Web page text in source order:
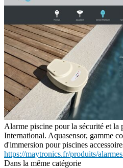
Alarme piscine pour la sécurité et la
International. Aquasensor, gamme
d'immersion pour piscines
https://maytronics.fr/produits/
Dans la même catégorie